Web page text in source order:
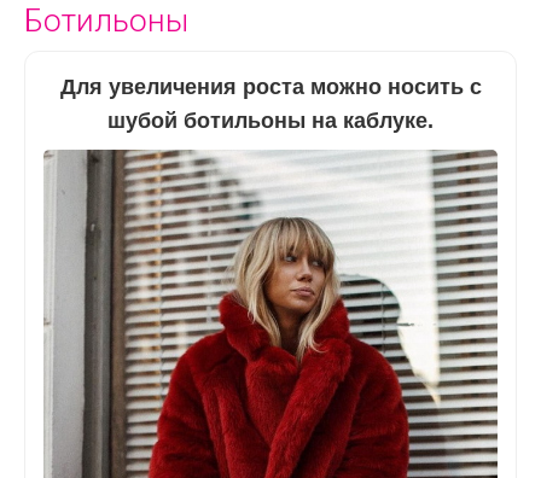
Ботильоны
Для увеличения роста можно носить с
шубой ботильоны на каблуке.